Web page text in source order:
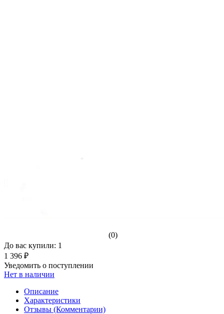
(0)
До вас купили: 1
1 396 ₽
Уведомить о поступлении
Нет в наличии
Описание
Характеристики
Отзывы (Комментарии)